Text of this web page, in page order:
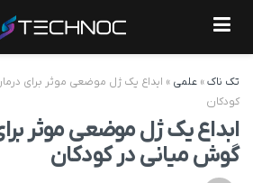
تک ناک» علمی » ابداع یک ژل موضعی موثر برای
کودکان
ابداع یک ژل موضعی موثر
گوش میانی در کودکان